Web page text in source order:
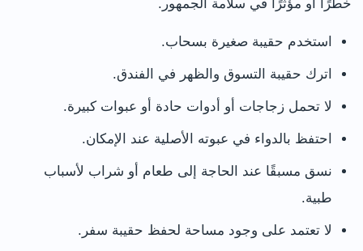
خطرًا أو مؤثرًا في سلامة الجمهور.
استخدم حقيبة صغيرة بسحاب.
اترك حقيبة التسوق والظهر في الفندق.
لا تحمل زجاجات أو أدوات حادة أو عبوات كبيرة.
احتفظ بالدواء في عبوته الأصلية عند الإمكان.
نسق مسبقًا عند الحاجة إلى طعام أو شراب لأسباب
طبية.
لا تعتمد على وجود مساحة لحفظ حقيبة سفر.